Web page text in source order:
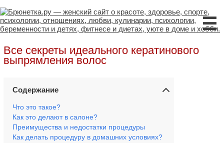
☰
Все секреты идеального кератинового
выпрямления волос
Содержание
Что это такое?
Как это делают в салоне?
Преимущества и недостатки процедуры
Как делать процедуру в домашних условиях?